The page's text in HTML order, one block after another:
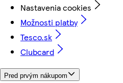
Nastavenia cookies
Možnosti platby
Tesco.sk
Clubcard
Pred prvým nákupom